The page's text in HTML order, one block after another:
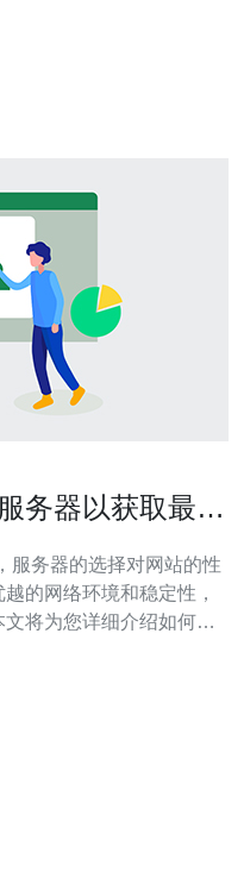
。 2. 可靠性：3V香港服
务器以获取最佳
的网络环境和稳定性，
将为您详细介绍如何在